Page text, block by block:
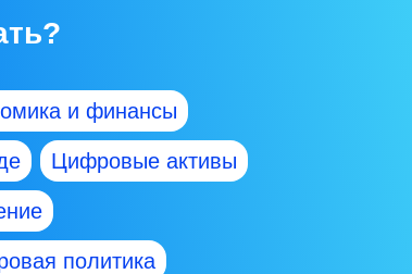
и финансы
Цифровые активы
политика